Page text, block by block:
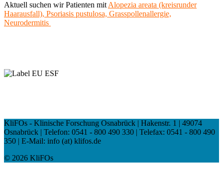
Aktuell suchen wir Patienten mit Alopezia areata (kreisrunder
Haarausfall), Psoriasis pustulosa, Grasspollenallergie,
Neurodermitis
KliFOs - Klinische Forschung Osnabrück | Hakenstr. 1 | 49074
Osnabrück | Telefon: 0541 - 800 490 330 | Telefax: 0541 - 800 490
350 | E-Mail: info (at) klifos.de
© 2026 KliFOs